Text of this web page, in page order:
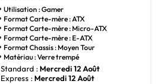
Utilisation : Gamer
Format Carte-mère : ATX
Format Carte-mère : Micro-ATX
Format Carte-mère : E-ATX
Format Chassis : Moyen Tour
Matériau : Verre trempé
Standard : Mercredi 12 Août
Express : Mercredi 12 Août